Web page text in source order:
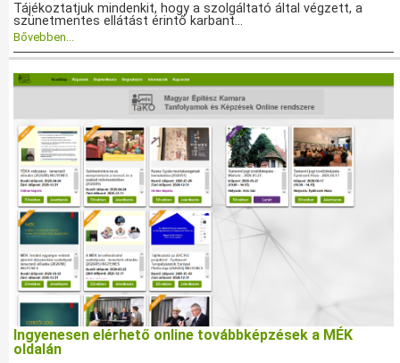
Tájékoztatjuk mindenkit, hogy a szolgáltató által végzett, a
szünetmentes ellátást érintő karbant...
Bővebben...
Ingyenesen elérhető online továbbképzések a MÉK
oldalán